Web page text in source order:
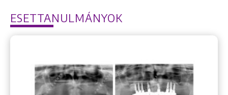
ESETTANULMÁNYOK